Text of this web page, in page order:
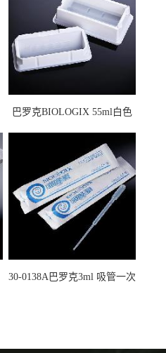
巴罗克BIOLOGIX 55ml白色
马射线灭菌25-0051
30-0138A巴罗克3ml 吸管一次